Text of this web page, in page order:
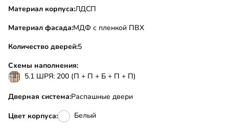
Материал корпуса:ЛДСП
Материал фасада:МДФ с пленкой ПВХ
Количество дверей:5
Схемы наполнения:
5.1 ШРЯ: 200 (П + П + Б + П + П)
Дверная система:Распашные двери
Цвет корпуса: Белый